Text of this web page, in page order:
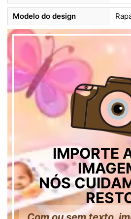
Modelo do design
IMPORTE
NÓS